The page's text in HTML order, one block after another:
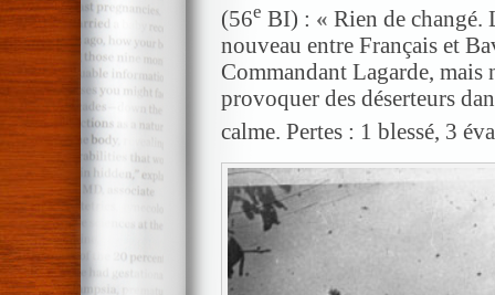
(56e BI) : « Rien de changé.
nouveau entre Français et
Commandant Lagarde,
provoquer des déserteurs
calme. Pertes : 1 blessé, 3